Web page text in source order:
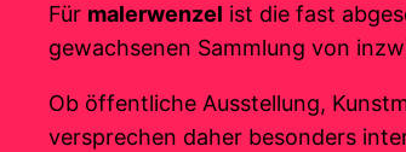
Für malerwenzel ist die fast
gewachsenen Sammlung von
Ob öffentliche Ausstellung,
versprechen daher besonders